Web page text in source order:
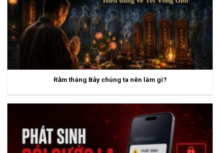
Rằm tháng Bảy chúng ta nên làm gì?